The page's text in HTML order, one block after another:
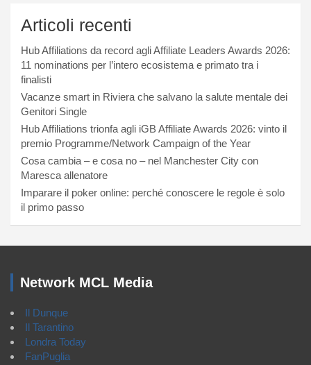
Articoli recenti
Hub Affiliations da record agli Affiliate Leaders Awards 2026:
11 nominations per l’intero ecosistema e primato tra i
finalisti
Vacanze smart in Riviera che salvano la salute mentale dei
Genitori Single
Hub Affiliations trionfa agli iGB Affiliate Awards 2026: vinto il
premio Programme/Network Campaign of the Year
Cosa cambia – e cosa no – nel Manchester City con
Maresca allenatore
Imparare il poker online: perché conoscere le regole è solo
il primo passo
Network MCL Media
Il Dunque
Il Tarantino
Londra Today
FanPuglia